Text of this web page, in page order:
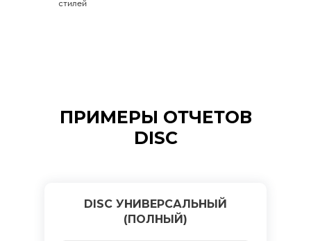
стилей
ПРИМЕРЫ ОТЧЕТОВ
DISC
DISC УНИВЕРСАЛЬНЫЙ
(ПОЛНЫЙ)